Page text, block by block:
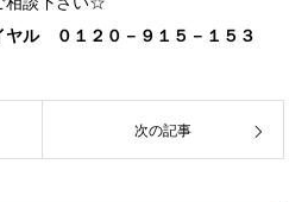
ヤル ０１２０－９１５－１５３
次の記事